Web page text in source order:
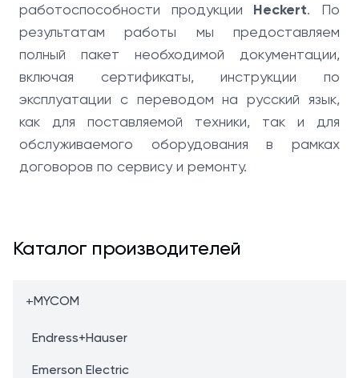
работоспособности продукции Heckert. По
результатам работы мы предоставляем
полный пакет необходимой документации,
включая сертификаты, инструкции по
эксплуатации с переводом на русский язык,
как для поставляемой техники, так и для
обслуживаемого оборудования в рамках
договоров по сервису и ремонту.
Каталог производителей
+MYCOM
Endress+Hauser
Emerson Electric